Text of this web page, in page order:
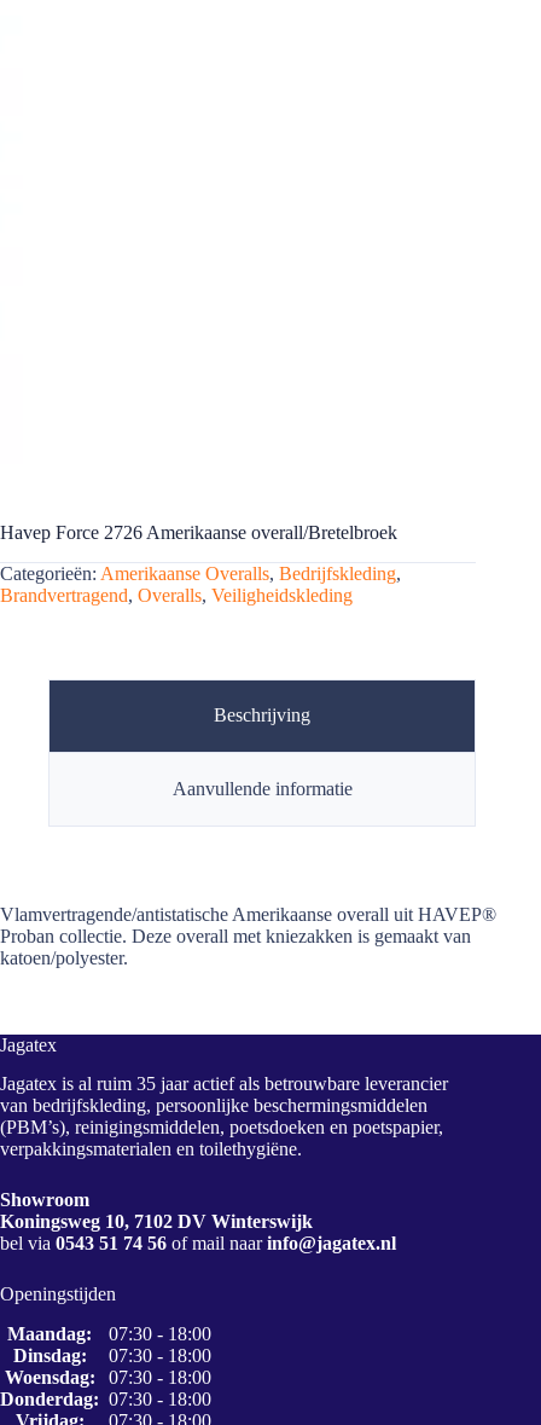
Havep Force 2726 Amerikaanse overall/Bretelbroek
Categorieën: Amerikaanse Overalls, Bedrijfskleding,
Brandvertragend, Overalls, Veiligheidskleding
Beschrijving
Aanvullende informatie
Vlamvertragende/antistatische Amerikaanse overall uit HAVEP®
Proban collectie. Deze overall met kniezakken is gemaakt van
katoen/polyester.
Jagatex
Jagatex is al ruim 35 jaar actief als betrouwbare leverancier
van bedrijfskleding, persoonlijke beschermingsmiddelen
(PBM’s), reinigingsmiddelen, poetsdoeken en poetspapier,
verpakkingsmaterialen en toilethygiëne.
Showroom
Koningsweg 10, 7102 DV Winterswijk
bel via 0543 51 74 56 of mail naarinfo@jagatex.nl
Openingstijden
Maandag:
07:30 - 18:00
Dinsdag:
07:30 - 18:00
Woensdag:
07:30 - 18:00
Donderdag: 07:30 - 18:00